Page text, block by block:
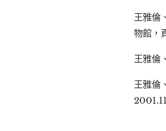
王雅倫
物館，
王雅倫
王雅倫
2001.11